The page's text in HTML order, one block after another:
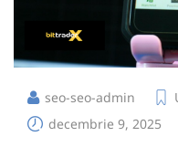
seo-seo-admin
decembrie 9, 2025